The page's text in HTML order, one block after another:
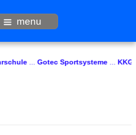
menu
...Gotec Sportsysteme...KKG